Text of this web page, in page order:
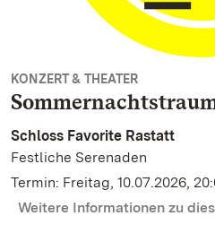
KONZERT & THEATER
Schloss Favorite Rastatt
Festliche Serenaden
Termin: Freitag, 10.07.2026,
Weitere Informationen zu